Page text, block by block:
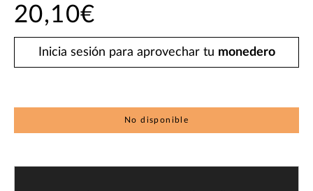
20,10€
Inicia sesión para aprovechar tu monedero
No disponible